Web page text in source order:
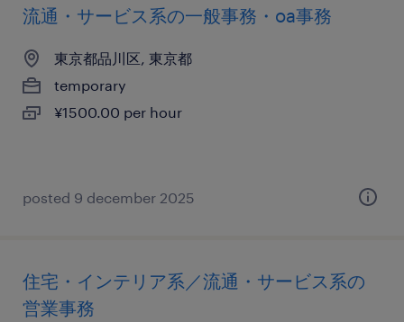
流通・サービス系の一般事務・oa事務
東京都品川区, 東京都
temporary
¥1500.00 per hour
posted 9 december 2025
住宅・インテリア系／流通・サービス系の
営業事務